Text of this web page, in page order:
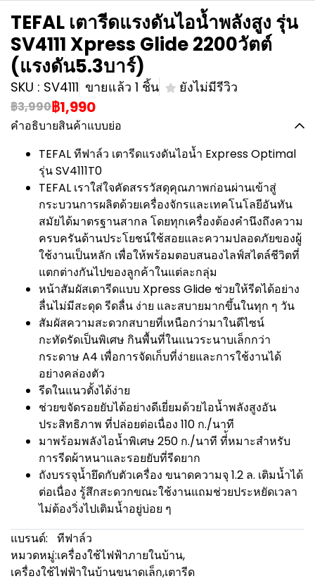
TEFAL เตารีดแรงดันไอน้ำพลังสูง รุ่น
SV4111 Xpress Glide 2200วัตต์
(แรงดัน5.3บาร์)
SKU : SV4111 ขายแล้ว 1 ชิ้น ยังไม่มีรีวิว
฿3,990฿1,990
คำอธิบายสินค้าแบบย่อ
TEFAL ทีฟาล์ว เตารีดแรงดันไอน้ำ Express Optimal
รุ่น SV4111T0
TEFAL เราใส่ใจคัดสรรวัสดุคุณภาพก่อนผ่านเข้าสู่
กระบวนการผลิตด้วยเครื่องจักรและเทคโนโลยีอันทัน
สมัยได้มาตรฐานสากล โดยทุกเครื่องต้องคำนึงถึงความ
ครบครันด้านประโยชน์ใช้สอยและความปลอดภัยของผู้
ใช้งานเป็นหลัก เพื่อให้พร้อมตอบสนองไลฟ์สไตล์ชีวิตที่
แตกต่างกันไปของลูกค้าในแต่ละกลุ่ม
หน้าสัมผัสเตารีดแบบ Xpress Glide ช่วยให้รีดได้อย่าง
ลื่นไม่มีสะดุด รีดลื่น ง่าย และสบายมากขึ้นในทุก ๆ วัน
สัมผัสความสะดวกสบายที่เหนือกว่ามาในดีไซน์
กะทัดรัดเป็นพิเศษ กินพื้นที่ในแนวระนาบเล็กกว่า
กระดาษ A4 เพื่อการจัดเก็บที่ง่ายและการใช้งานได้
อย่างคล่องตัว
รีดในแนวตั้งได้ง่าย
ช่วยขจัดรอยยับได้อย่างดีเยี่ยมด้วยไอน้ำพลังสูงอัน
ประสิทธิภาพ ที่ปล่อยต่อเนื่อง 110 ก./นาที
มาพร้อมพลังไอน้ำพิเศษ 250 ก./นาที ที่้หมาะสำหรับ
การรีดผ้าหนาและรอยยับที่รีดยาก
ถังบรรจุน้ำยึดกับตัวเครื่อง ขนาดความจุ 1.2 ล. เติมน้ำได้
ต่อเนื่อง รู้สึกสะดวกขณะใช้งานแถมช่วยประหยัดเวลา
ไม่ต้องวิ่งไปเติมน้ำอยู่บ่อย ๆ
แบรนด์:
ทีฟาล์ว
หมวดหมู่:เครื่องใช้ไฟฟ้าภายในบ้าน,
เครื่องใช้ไฟฟ้าในบ้านขนาดเล็ก,เตารีด